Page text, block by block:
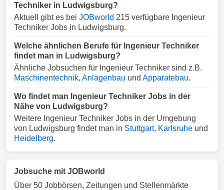
Techniker in Ludwigsburg?
Aktuell gibt es bei JOBworld 215 verfügbare Ingenieur
Techniker Jobs in Ludwigsburg.
Welche ähnlichen Berufe für Ingenieur Techniker
findet man in Ludwigsburg?
Ähnliche Jobsuchen für Ingenieur Techniker sind z.B.
Maschinentechnik, Anlagenbau und Apparatebau.
Wo findet man Ingenieur Techniker Jobs in der
Nähe von Ludwigsburg?
Weitere Ingenieur Techniker Jobs in der Umgebung
von Ludwigsburg findet man in Stuttgart, Karlsruhe und
Heidelberg.
Jobsuche mit JOBworld
Über 50 Jobbörsen, Zeitungen und Stellenmärkte